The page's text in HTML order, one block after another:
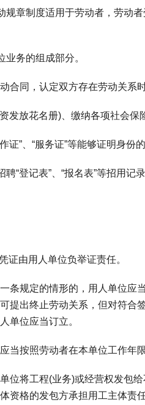
章制度适用于劳动者，劳动者
务的组成部分。
同，认定双方存在劳动关系时
放花名册)、缴纳各项社会保
”、“服务证”等能够证明身份的
登记表”、“报名表”等招用记录
由用人单位负举证责任。
规定的情形的，用人单位应
提出终止劳动关系，但对符合
单位应当订立。
按照劳动者在本单位工作年限
将工程(业务)或经营权发包给
资格的发包方承担用工主体责任